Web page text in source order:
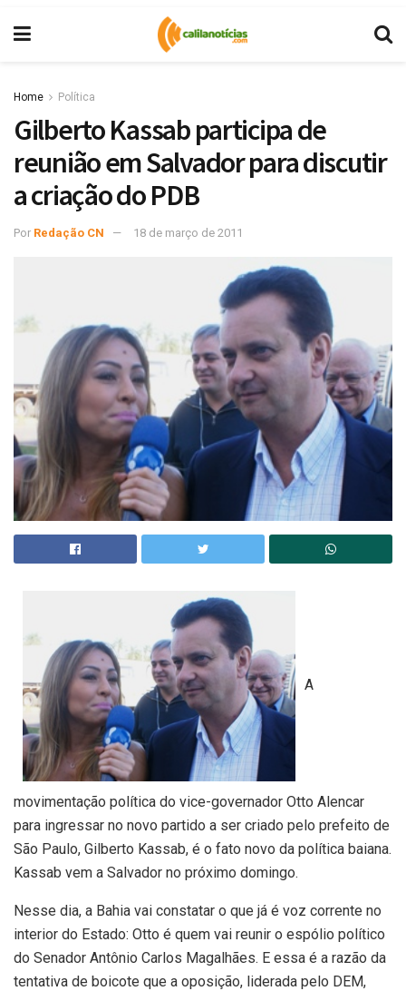
Home Política
Gilberto Kassab participa de
reunião em Salvador para discutir
a criação do PDB
Por Redação CN 18 de março de 2011
A
movimentação política do vice-governador Otto Alencar
para ingressar no novo partido a ser criado pelo prefeito de
São Paulo, Gilberto Kassab, é o fato novo da política baiana.
Kassab vem a Salvador no próximo domingo.
Nesse dia, a Bahia vai constatar o que já é voz corrente no
interior do Estado: Otto é quem vai reunir o espólio político
do Senador Antônio Carlos Magalhães. E essa é a razão da
tentativa de boicote que a oposição, liderada pelo DEM,